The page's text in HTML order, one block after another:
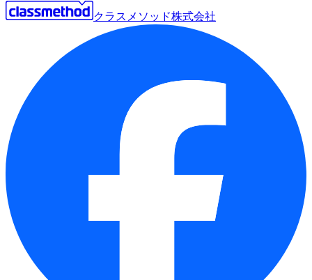
クラスメソッド株式会社